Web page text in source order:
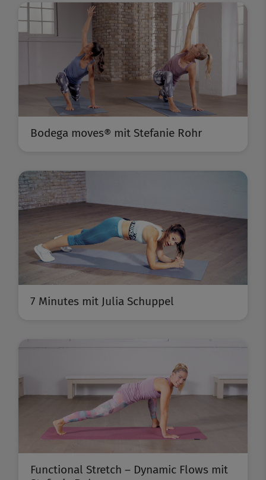
Bodega moves® mit Stefanie Rohr
7 Minutes mit Julia Schuppel
Functional Stretch – Dynamic Flows mit